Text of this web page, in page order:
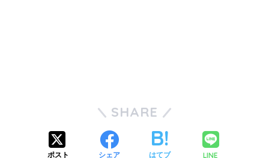
SHARE
ポスト シェア はてブ LINE